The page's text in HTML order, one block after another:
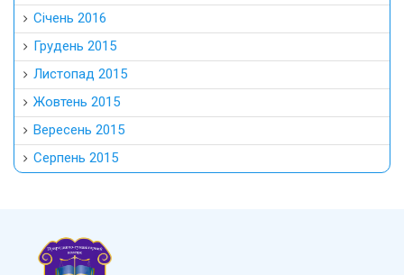
Січень 2016
Грудень 2015
Листопад 2015
Жовтень 2015
Вересень 2015
Серпень 2015